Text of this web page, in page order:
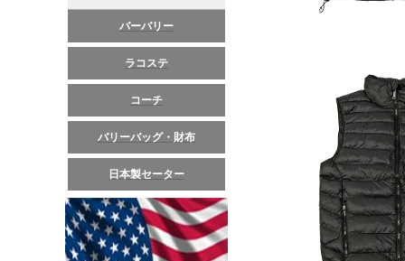
バーバリー
ラコステ
コーチ
バリーバッグ・財布
日本製セーター